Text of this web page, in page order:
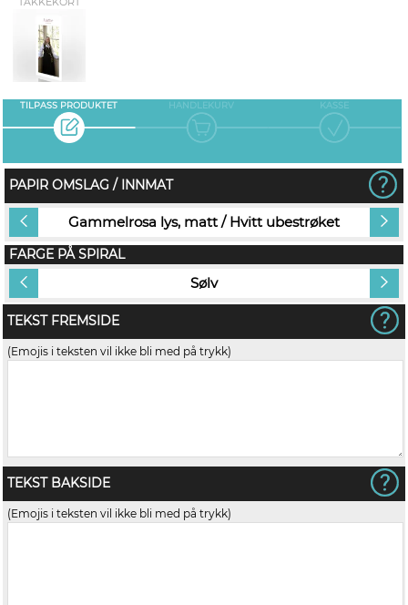
TILPASS PRODUKTET HANDLEKURV KASSE
PAPIR OMSLAG / INNMAT
Gammelrosa lys, matt / Hvitt ubestrøket
FARGE PÅ SPIRAL
Sølv
TEKST FREMSIDE
(Emojis i teksten vil ikke bli med på trykk)
TEKST BAKSIDE
(Emojis i teksten vil ikke bli med på trykk)